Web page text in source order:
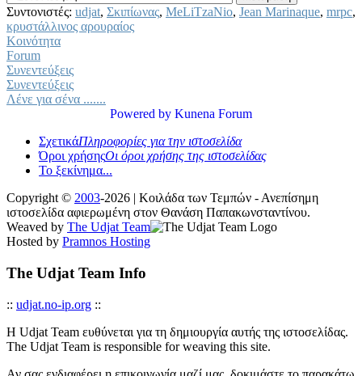
Συντονιστές: udjat, Σκιπίωνας, MeLiTzaNio, Jean Marinaque, mrpc,
κρυστάλλινος αρουραίος
Κοινότητα
Forum
Συνεντεύξεις
Συνεντεύξεις
Λένε για σένα .......
Powered by Kunena Forum
ΣχετικάΠληροφορίες για την ιστοσελίδα
Όροι χρήσηςΟι όροι χρήσης της ιστοσελίδας
Το ξεκίνημα...
Copyright © 2003-2026 | Κοιλάδα των Τεμπών - Ανεπίσημη
ιστοσελίδα αφιερωμένη στον Θανάση Παπακωνσταντίνου.
Weaved by The Udjat Team
Hosted by Pramnos Hosting
The Udjat Team Info
:: udjat.no-ip.org ::
Η Udjat Team ευθύνεται για τη δημιουργία αυτής της ιστοσελίδας.
The Udjat Team is responsible for weaving this site.